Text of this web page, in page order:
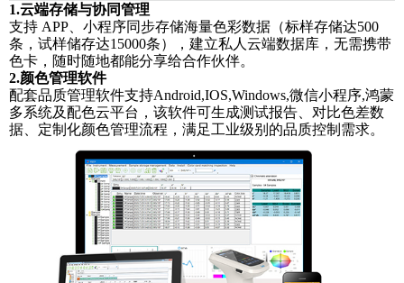
1.云端存储与协同管理
支持 APP、小程序同步存储海量色彩数据（标样存储达500
条，试样储存达15000条），建立私人云端数据库，无需携带
色卡，随时随地都能分享给合作伙伴。
2.颜色管理软件
配套品质管理软件支持Android,IOS,Windows,微信小程序,鸿蒙
多系统及配色云平台， 该软件可生成测试报告、对比色差数
据、定制化颜色管理流程，满足工业级别的品质控制需求。